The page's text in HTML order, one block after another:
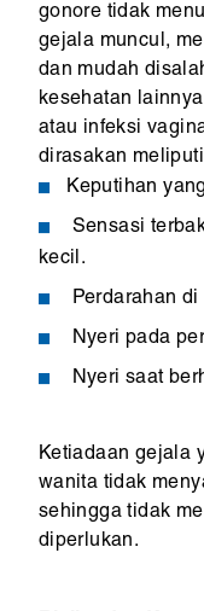
gonore tidak
gejala muncul,
dan mudah
kesehatan
atau infeksi
dirasakan
Keputihan
Sensasi
kecil.
Perdarahan
Nyeri pada
Nyeri saat
Ketiadaan gejala
wanita tidak
sehingga tidak
diperlukan.